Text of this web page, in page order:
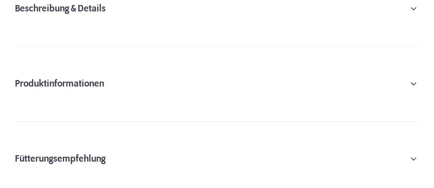
Beschreibung & Details
Produktinformationen
Fütterungsempfehlung